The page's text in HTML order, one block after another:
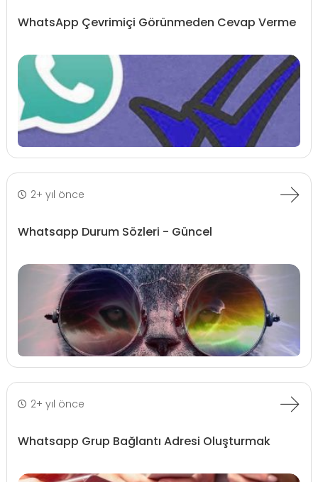
WhatsApp Çevrimiçi Görünmeden Cevap Verme
2+ yıl önce
Whatsapp Durum Sözleri - Güncel
2+ yıl önce
Whatsapp Grup Bağlantı Adresi Oluşturmak